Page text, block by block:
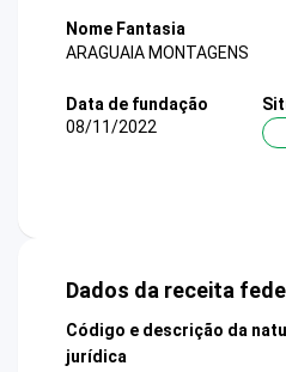
Nome Fantasia
ARAGUAIA MONTAGENS
Data de fundação
08/11/2022
Dados da receita
Código e descrição da
jurídica